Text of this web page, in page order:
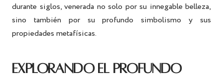
durante siglos, venerada no solo por su innegable belleza,
sino también por su profundo simbolismo y sus
propiedades metafísicas.
EXPLORANDO EL PROFUNDO